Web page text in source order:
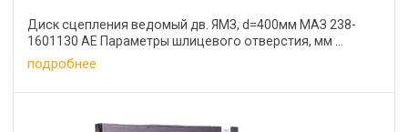
Диск сцепления ведомый дв. ЯМЗ, d=400мм МАЗ 238-
1601130 АЕ Параметры шлицевого отверстия, мм ...
подробнее